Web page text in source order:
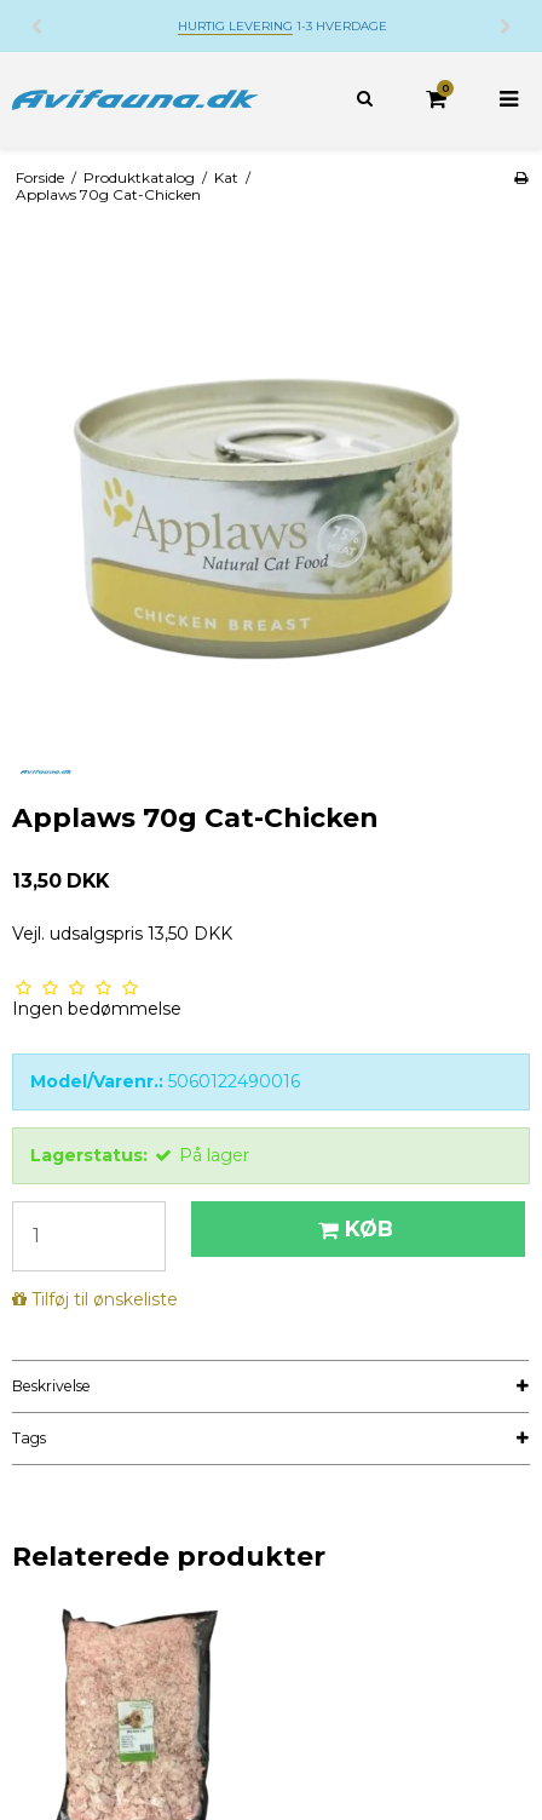
HURTIG LEVERING 1-3 HVERDAGE
0
Forside / Produktkatalog / Kat /
Applaws 70g Cat-Chicken
Applaws 70g Cat-Chicken
13,50 DKK
Vejl. udsalgspris 13,50 DKK
Ingen bedømmelse
Model/Varenr.: 5060122490016
Lagerstatus: På lager
KØB
Tilføj til ønskeliste
Beskrivelse
Tags
Relaterede produkter